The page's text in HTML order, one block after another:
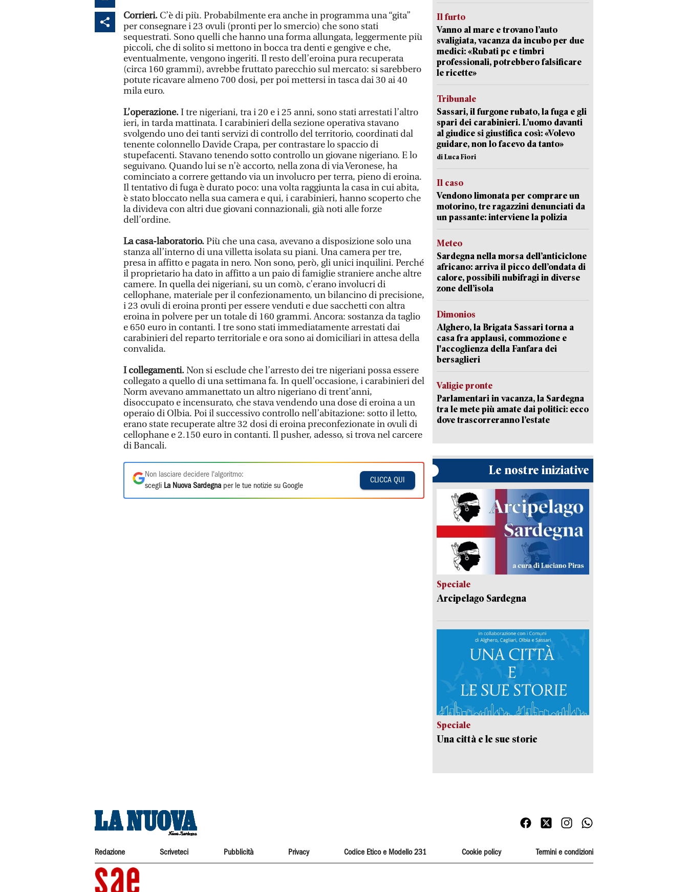
Corrieri. C’è di più. Probabilmente era anche in programma una “gita”
per consegnare i 23 ovuli (pronti per lo smercio) che sono stati
sequestrati. Sono quelli che hanno una forma allungata, leggermente più
piccoli, che di solito si mettono in bocca tra denti e gengive e che,
eventualmente, vengono ingeriti. Il resto dell’eroina pura recuperata
(circa 160 grammi), avrebbe fruttato parecchio sul mercato: si sarebbero
potute ricavare almeno 700 dosi, per poi mettersi in tasca dai 30 ai 40
mila euro.
L’operazione.I tre nigeriani, tra i 20 e i 25 anni, sono stati arrestati l’altro
ieri, in tarda mattinata. I carabinieri della sezione operativa stavano
svolgendo uno dei tanti servizi di controllo del territorio, coordinati dal
tenente colonnello Davide Crapa, per contrastare lo spaccio di
stupefacenti. Stavano tenendo sotto controllo un giovane nigeriano. E lo
seguivano. Quando lui se n’è accorto, nella zona di via Veronese, ha
cominciato a correre gettando via un involucro per terra, pieno di eroina.
Il tentativo di fuga è durato poco: una volta raggiunta la casa in cui abita,
è stato bloccato nella sua camera e qui, i carabinieri, hanno scoperto che
la divideva con altri due giovani connazionali, già noti alle forze
dell’ordine.
La casa-laboratorio.Più che una casa, avevano a disposizione solo una
stanza all’interno di una villetta isolata su piani. Una camera per tre,
presa in affitto e pagata in nero. Non sono, però, gli unici inquilini. Perché
il proprietario ha dato in affitto a un paio di famiglie straniere anche altre
camere. In quella dei nigeriani, su un comò, c’erano involucri di
cellophane, materiale per il confezionamento, un bilancino di precisione,
i 23 ovuli di eroina pronti per essere venduti e due sacchetti con altra
eroina in polvere per un totale di 160 grammi. Ancora: sostanza da taglio
e 650 euro in contanti. I tre sono stati immediatamente arrestati dai
carabinieri del reparto territoriale e ora sono ai domiciliari in attesa della
convalida.
I collegamenti.Non si esclude che l’arresto dei tre nigeriani possa essere
collegato a quello di una settimana fa. In quell’occasione, i carabinieri del
Norm avevano ammanettato un altro nigeriano di trent’anni,
disoccupato e incensurato, che stava vendendo una dose di eroina a un
operaio di Olbia. Poi il successivo controllo nell’abitazione: sotto il letto,
erano state recuperate altre 32 dosi di eroina preconfezionate in ovuli di
cellophane e 2.150 euro in contanti. Il pusher, adesso, si trova nel carcere
di Bancali.
Non lasciare decidere l'algoritmo:
scegli La Nuova Sardegna per le tue notizie su Google
CLICCA QUI
Il furto
Vanno al mare e trovano l’auto
svaligiata, vacanza da incubo per due
medici: «Rubati pc e timbri
professionali, potrebbero falsificare
le ricette»
Tribunale
Sassari, il furgone rubato, la fuga e gli
spari dei carabinieri. L’uomo davanti
al giudice si giustifica così: «Volevo
guidare, non lo facevo da tanto»
di Luca Fiori
Il caso
Vendono limonata per comprare un
motorino, tre ragazzini denunciati da
un passante: interviene la polizia
Meteo
Sardegna nella morsa dell’anticiclone
africano: arriva il picco dell’ondata di
calore, possibili nubifragi in diverse
zone dell’isola
Dimonios
Alghero, la Brigata Sassari torna a
casa fra applausi, commozione e
l'accoglienza della Fanfara dei
bersaglieri
Valigie pronte
Parlamentari in vacanza, la Sardegna
tra le mete più amate dai politici: ecco
dove trascorreranno l’estate
Le nostre iniziative
Speciale
Arcipelago Sardegna
Speciale
Una città e le sue storie
Redazione Scriveteci Pubblicità Privacy Codice Etico e Modello 231 Cookie policy Termini e condizioni